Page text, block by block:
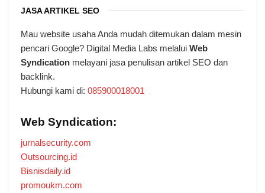
JASA ARTIKEL SEO
Mau website usaha Anda mudah ditemukan dalam mesin
pencari Google? Digital Media Labs melalui Web
Syndication melayani jasa penulisan artikel SEO dan
backlink.
Hubungi kami di: 085900018001
Web Syndication:
jurnalsecurity.com
Outsourcing.id
Bisnisdaily.id
promoukm.com